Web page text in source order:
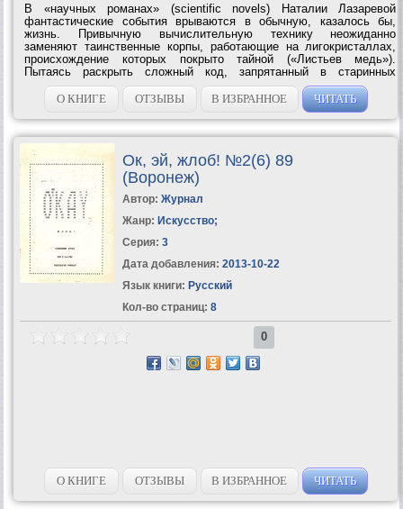
В «научных романах» (scientific novels) Наталии Лазаревой
фантастические события врываются в обычную, казалось бы,
жизнь. Привычную вычислительную технику неожиданно
заменяют таинственные корпы, работающие на лигокристаллах,
происхождение которых покрыто тайной («Листьев медь»).
Пытаясь раскрыть сложный код, запрятанный в старинных
документах, инженеры натыкаются на признаки присутствия иной
цивилизации… У двух студентов...
О КНИГЕ ОТЗЫВЫ В ИЗБРАННОЕ ЧИТАТЬ
Ок, эй, жлоб! №2(6) 89
(Воронеж)
Автор: Журнал
Жанр: Искусство;
Серия: 3
Дата добавления: 2013-10-22
Язык книги: Русский
Кол-во страниц: 8
0
О КНИГЕ ОТЗЫВЫ В ИЗБРАННОЕ ЧИТАТЬ